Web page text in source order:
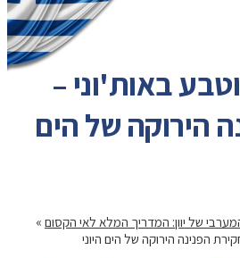
באות'וני –
הירוקה של הים
של יוון: המדריך המלא לאי הקסום »
הפנינה הירוקה של הים היוני